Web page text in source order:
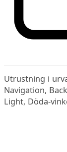
Utrustning i
Navigation,
Light, Döda-